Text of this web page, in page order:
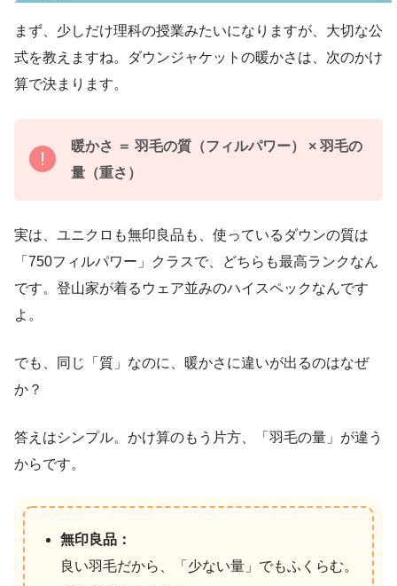
まず、少しだけ理科の授業みたいになりますが、大切な公
式を教えますね。ダウンジャケットの暖かさは、次のかけ
算で決まります。
暖かさ ＝ 羽毛の質（フィルパワー） × 羽毛の
量（重さ）
実は、ユニクロも無印良品も、使っているダウンの質は
「750フィルパワー」クラスで、どちらも最高ランクなん
です。登山家が着るウェア並みのハイスペックなんです
よ。
でも、同じ「質」なのに、暖かさに違いが出るのはなぜ
か？
答えはシンプル。かけ算のもう片方、「羽毛の量」が違う
からです。
無印良品：
良い羽毛だから、「少ない量」でもふくらむ。